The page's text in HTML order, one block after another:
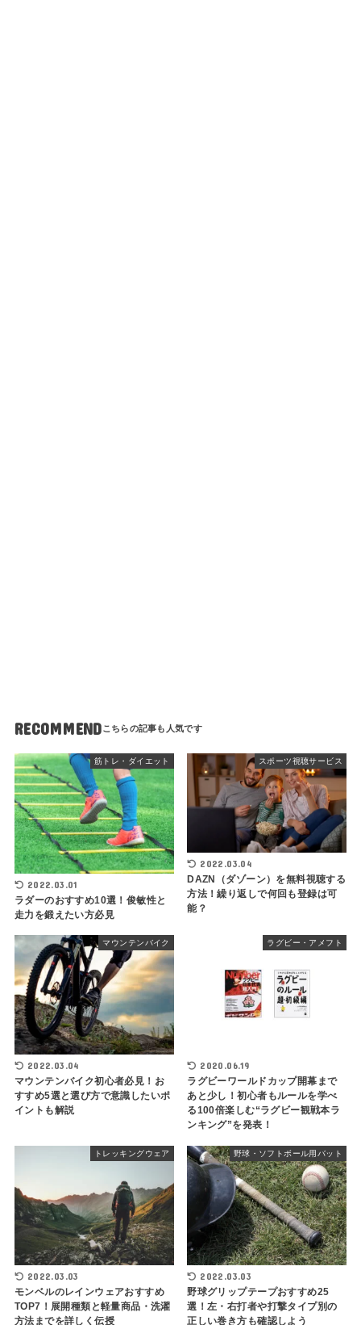
RECOMMEND
筋トレ・ダイエット
2022.03.01
ラダーのおすすめ10選！俊敏性と
走力を鍛えたい方必見
スポーツ視聴サービス
2022.03.04
DAZN（ダゾーン）を無料視聴する
方法！繰り返しで何回も登録は可
能？
マウンテンバイク
2022.03.04
マウンテンバイク初心者必見！お
すすめ5選と選び方で意識したいポ
イントも解説
ラグビー・アメフト
2020.06.19
ラグビーワールドカップ開幕まで
あと少し！初心者もルールを学べ
る100倍楽しむ“ラグビー観戦本ラ
ンキング”を発表！
トレッキングウェア
2022.03.03
モンベルのレインウェアおすすめ
TOP7！展開種類と軽量商品・洗濯
方法までを詳しく伝授
野球・ソフトボール用バット
2022.03.03
野球グリップテープおすすめ25
選！左・右打者や打撃タイプ別の
正しい巻き方も確認しよう